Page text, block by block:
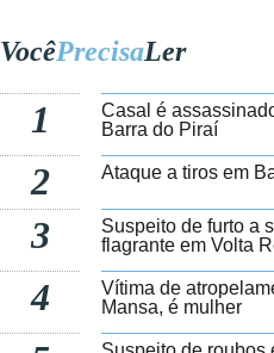
VocêPrecisaLer
1
Casal é
Barra do Piraí
2 Ataque a tiros em
3
Suspeito de furto a
flagrante em Volta
4
Vítima de
Mansa, é mulher